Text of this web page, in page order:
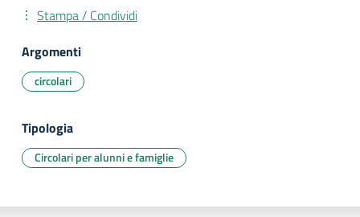
Stampa / Condividi
Argomenti
circolari
Tipologia
Circolari per alunni e famiglie